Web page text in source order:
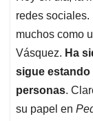
redes
muchos como
Vásquez. Ha
sigue estando
personas.
su papel en